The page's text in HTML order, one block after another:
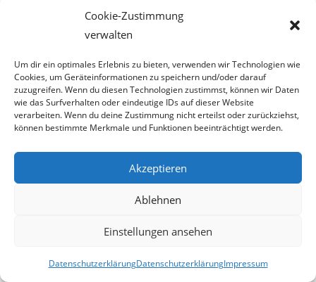
Cookie-Zustimmung
verwalten
Um dir ein optimales Erlebnis zu bieten, verwenden wir Technologien wie
Cookies, um Geräteinformationen zu speichern und/oder darauf
zuzugreifen. Wenn du diesen Technologien zustimmst, können wir Daten
wie das Surfverhalten oder eindeutige IDs auf dieser Website
verarbeiten. Wenn du deine Zustimmung nicht erteilst oder zurückziehst,
können bestimmte Merkmale und Funktionen beeinträchtigt werden.
Akzeptieren
Ablehnen
Einstellungen ansehen
DatenschutzerklärungDatenschutzerklärungImpressum
bereits über 200 Jahre alt ist. In Österreich wurde diese
nach Abschluss des Staatsvertrages
von einem demokratisch gewählten Parlament durch ein
Verfassungsgesetz beschlossen.
Aber möglicherweise sind dem SPÖ-Politiker die o.a. Fakten
bekannt und er bedient sich wie
zahlreiche seiner politisch links orientierten Kollegen der
der ist automatisch ein Nazi.“